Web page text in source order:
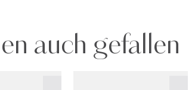
auch gefallen